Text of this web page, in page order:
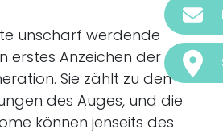
unscharf werdende
erstes Anzeichen der
Sie zählt zu den
des Auges, und die
können jenseits des